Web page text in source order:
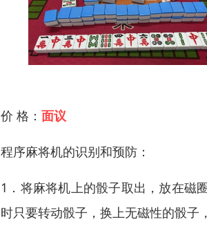
价 格： 面议
程序麻将机的识别和预防：
1．将麻将机上的骰子取出，放在磁
时只要转动骰子，换上无磁性的骰子